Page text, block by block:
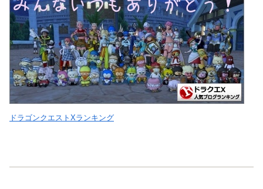
ドラゴンクエストXランキング